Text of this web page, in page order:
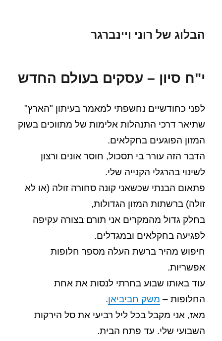
הבלוג של רוני ויינברגר
י"ח סיון – עסקים בעולם החדש
לפני כחודשיים נחשפתי למאמר בעיתון "הארץ"
שתיאר דרכי התנהלות אלימות של מתווכים בשוק
המזון הפוגעים בחקלאים.
הדבר הזה עורר בי תסכול, חוסר אונים ורצון
לשינוי בהרגלי הקנייה שלי.
פתאום הבנתי שכשאני קונה סחורה זולה (או לא
זולה) ברשתות המזון הגדולות,
בחלק גדול מהמקרים אני תורם בצורה עקיפה
לפגיעה בחקלאים ובמגדלים.
חיפוש מהיר ברשת העלה מספר חלופות
אפשריות.
עוד באותו שבוע בחרתי לנסות את אחת
החלופות – משק חביביאן.
מאז, אני מקבל בכל ליל רביעי את סל הירקות
השבועי שלי. עד פתח הבית.